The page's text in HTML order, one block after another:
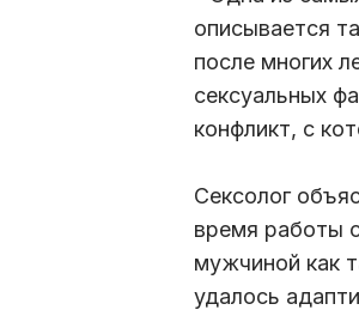
описывается
после многих
сексуальных
конфликт, с
Сексолог
время работы
мужчиной как
удалось